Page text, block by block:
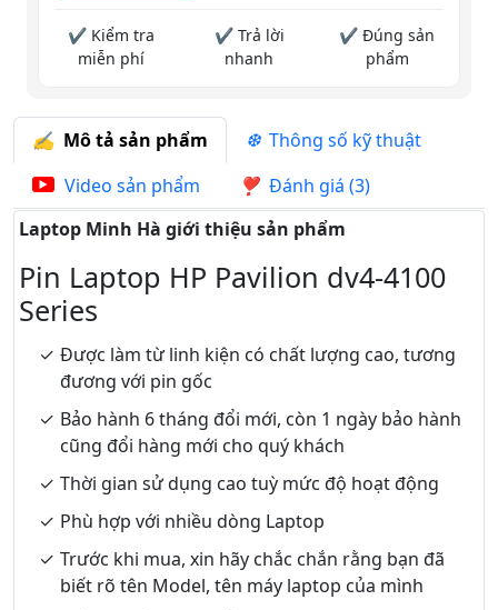
✔ Kiểm tra
miễn phí
✔ Trả lời
nhanh
✔ Đúng sản
phẩm
Mô tả sản phẩm
Thông số kỹ thuật
Video sản phẩm
Đánh giá (3)
Laptop Minh Hà giới thiệu sản phẩm
Pin Laptop HP Pavilion dv4-4100
Series
Được làm từ linh kiện có chất lượng cao, tương
đương với pin gốc
Bảo hành 6 tháng đổi mới, còn 1 ngày bảo hành
cũng đổi hàng mới cho quý khách
Thời gian sử dụng cao tuỳ mức độ hoạt động
Phù hợp với nhiều dòng Laptop
Trước khi mua, xin hãy chắc chắn rằng bạn đã
biết rõ tên Model, tên máy laptop của mình